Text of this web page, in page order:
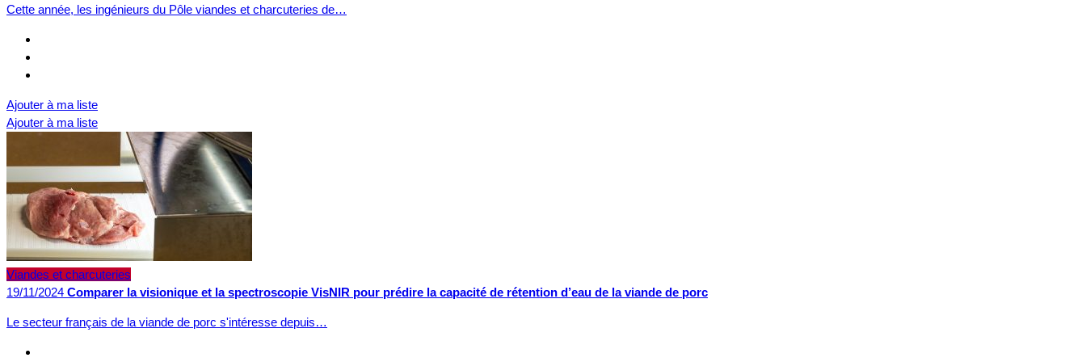
Cette année, les ingénieurs du Pôle viandes et charcuteries de…
Ajouter à ma liste
Ajouter à ma liste
Viandes et charcuteries
19/11/2024 Comparer la visionique et la spectroscopie VisNIR pour prédire la capacité de rétention d’eau de la viande de porc
Le secteur français de la viande de porc s'intéresse depuis…